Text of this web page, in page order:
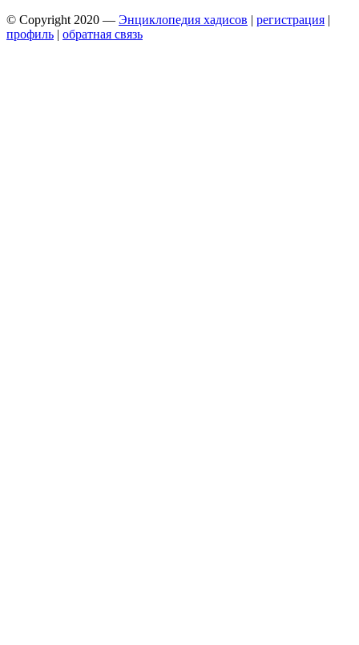
© Copyright 2020 — Энциклопедия хадисов | регистрация |
профиль | обратная связь